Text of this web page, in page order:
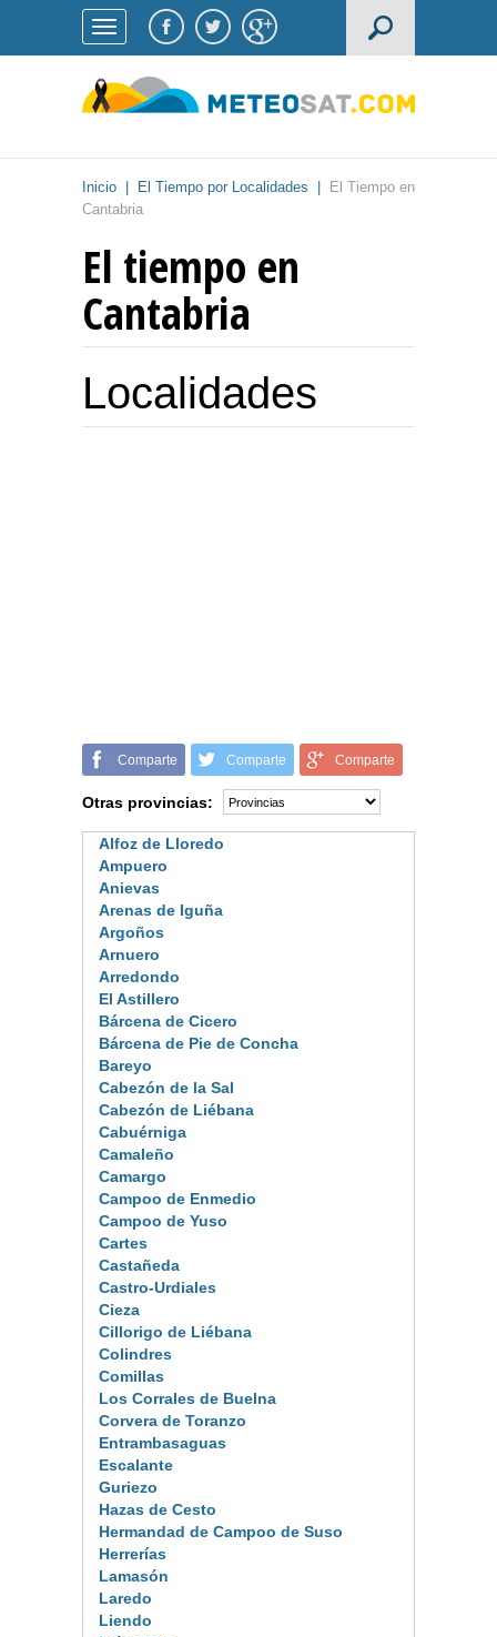
Inicio El Tiempo por Localidades
El Tiempo en
Cantabria
El tiempo en
Cantabria
Localidades
Comparte Comparte Comparte
Otras provincias:
Alfoz de Lloredo
Ampuero
Anievas
Arenas de Iguña
Argoños
Arnuero
Arredondo
El Astillero
Bárcena de Cicero
Bárcena de Pie de Concha
Bareyo
Cabezón de la Sal
Cabezón de Liébana
Cabuérniga
Camaleño
Camargo
Campoo de Enmedio
Campoo de Yuso
Cartes
Castañeda
Castro-Urdiales
Cieza
Cillorigo de Liébana
Colindres
Comillas
Los Corrales de Buelna
Corvera de Toranzo
Entrambasaguas
Escalante
Guriezo
Hazas de Cesto
Hermandad de Campoo de Suso
Herrerías
Lamasón
Laredo
Liendo